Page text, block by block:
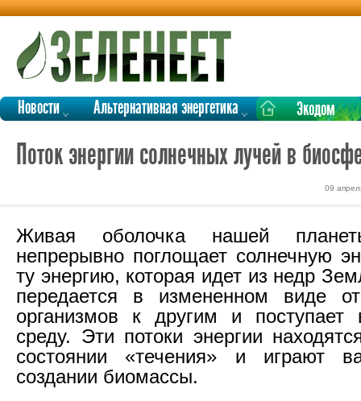
Новости Альтернативная энергетика Экодом
Поток энергии солнечных лучей в
09
Живая оболочка нашей
непрерывно поглощает солнечную
ту энергию, которая идет из недр
передается в измененном виде
организмов к другим и
среду. Эти потоки энергии
состоянии «течения» и играют
создании биомассы.